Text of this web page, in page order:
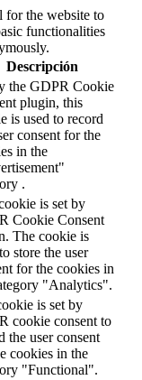
for the website to
functionalities
Descripción
the GDPR Cookie
plugin, this
is used to record
consent for the
in the
.
is set by
Cookie Consent
The cookie is
store the user
for the cookies in
"Analytics".
is set by
cookie consent to
the user consent
cookies in the
"Functional".